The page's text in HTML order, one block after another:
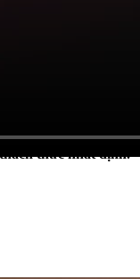
đây, Thủ tướng
hàng Nhà
lực tín dụng,
và khi gỡ bỏ thì
thức nhất định.